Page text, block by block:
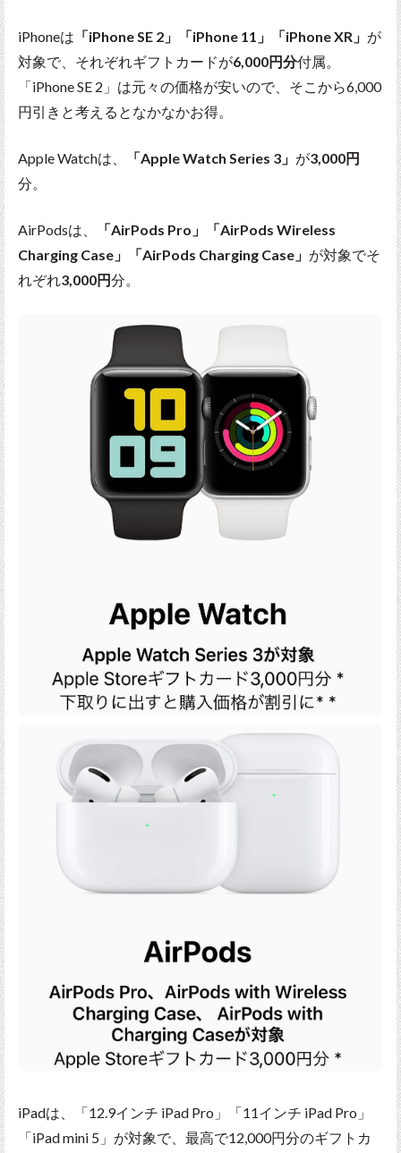
iPhoneは 「iPhone SE 2」「iPhone 11」「iPhone XR」 が
対象で、それぞれギフトカードが6,000円分付属。
「iPhone SE 2」は元々の価格が安いので、そこから6,000
円引きと考えるとなかなかお得。
Apple Watchは、 「Apple Watch Series 3」 が3,000円
分。
AirPodsは、
「AirPods Pro」「AirPods Wireless
Charging Case」「AirPods Charging Case」 が対象でそ
れぞれ3,000円分。
iPadは、「12.9インチ iPad Pro」「11インチ iPad Pro」
「iPad mini 5」が対象で、最高で12,000円分のギフトカ